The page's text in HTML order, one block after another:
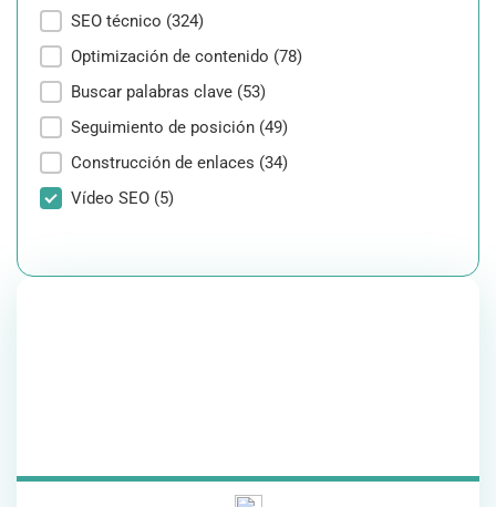
Objetivos
SEO técnico (324)
Optimización de contenido (78)
Buscar palabras clave (53)
Seguimiento de posición (49)
Construcción de enlaces (34)
Vídeo SEO (5)